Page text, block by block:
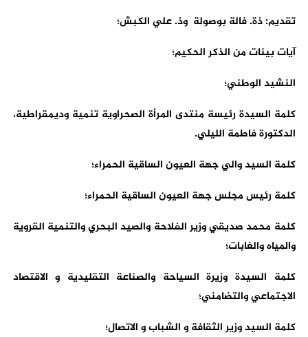
تقديم: ذة. فالة بوصولة وذ. علي الكبش؛
آيات بينات من الذكر الحكيم؛
النشيد الوطني؛
كلمة السيدة رئيسة منتدى المرأة الصحراوية تنمية وديمقراطية،
الدكتورة فاطمة الليلي.
كلمة السيد والي جهة العيون الساقية الحمراء؛
كلمة رئيس مجلس جهة العيون الساقية الحمراء؛
كلمة محمد صديقي وزير الفلاحة والصيد البحري والتنمية القروية
والمياه والغابات؛
كلمة السيدة وزيرة السياحة والصناعة التقليدية و الاقتصاد
الاجتماعي والتضامني؛
كلمة السيد وزير الثقافة و الشباب و الاتصال؛